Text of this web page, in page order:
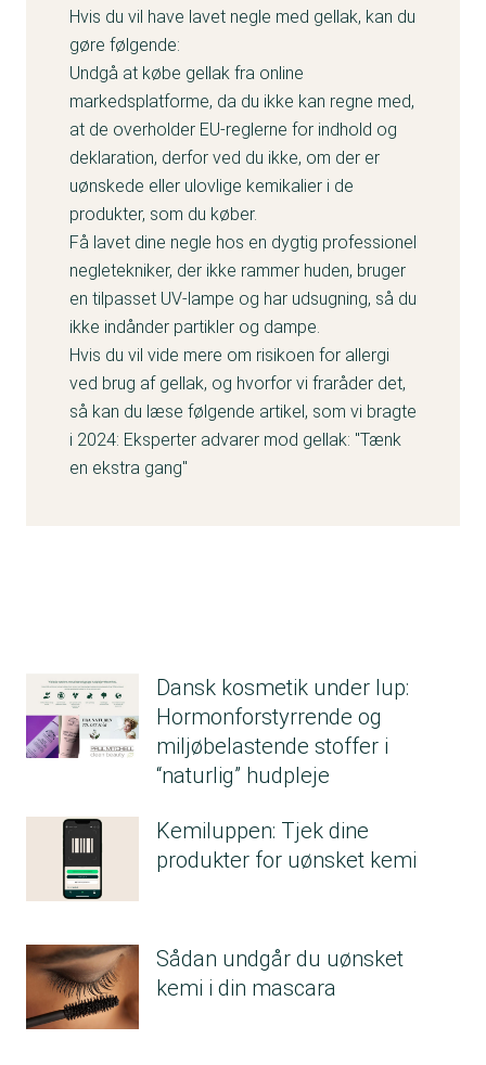
Hvis du vil have lavet negle med gellak, kan du
gøre følgende:
Undgå at købe gellak fra online
markedsplatforme, da du ikke kan regne med,
at de overholder EU-reglerne for indhold og
deklaration, derfor ved du ikke, om der er
uønskede eller ulovlige kemikalier i de
produkter, som du køber.
Få lavet dine negle hos en dygtig professionel
negletekniker, der ikke rammer huden, bruger
en tilpasset UV-lampe og har udsugning, så du
ikke indånder partikler og dampe.
Hvis du vil vide mere om risikoen for allergi
ved brug af gellak, og hvorfor vi fraråder det,
så kan du læse følgende artikel, som vi bragte
i 2024: Eksperter advarer mod gellak: "Tænk
en ekstra gang"
Dansk kosmetik under lup:
Hormonforstyrrende og
miljøbelastende stoffer i
“naturlig” hudpleje
Kemiluppen: Tjek dine
produkter for uønsket kemi
Sådan undgår du uønsket
kemi i din mascara